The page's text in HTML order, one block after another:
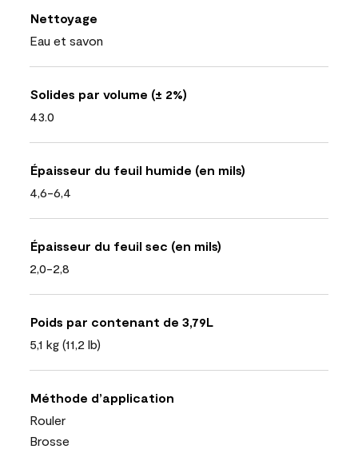
Nettoyage
Eau et savon
Solides par volume (± 2%)
43.0
Épaisseur du feuil humide (en mils)
4,6-6,4
Épaisseur du feuil sec (en mils)
2,0-2,8
Poids par contenant de 3,79L
5,1 kg (11,2 lb)
Méthode d’application
Rouler
Brosse